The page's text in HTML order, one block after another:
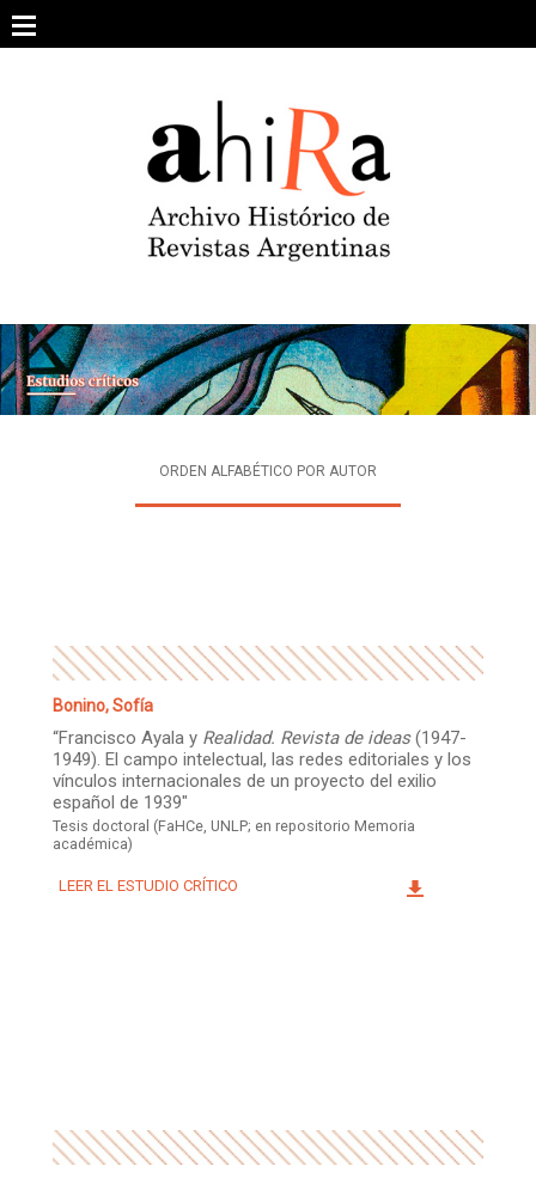
content
ARCHIVO DE REVISTAS
ESTUDIOS CRÍTICOS
INTEGRANTES
ORDEN ALFABÉTICO POR AUTOR
Bonino, Sofía
“Francisco Ayala y Realidad. Revista de ideas(1947-
1949). El campo intelectual, las redes editoriales y los
vínculos internacionales de un proyecto del exilio
español de 1939″
Tesis doctoral (FaHCe, UNLP; en repositorio Memoria
académica)
LEER EL ESTUDIO CRÍTICO